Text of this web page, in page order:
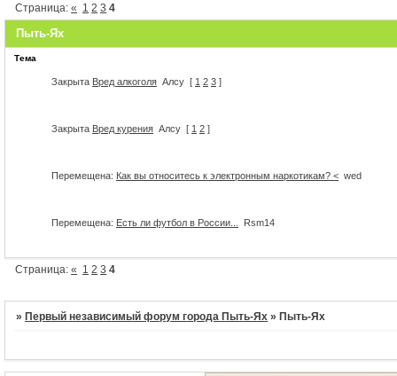
Пыть-Ях
Страница:« 1 2 3 4
Тема
Закрыта Вред алкоголя Алсу [ 1 2 3 ]
Закрыта Вред курения Алсу [ 1 2 ]
Перемещена: Как вы относитесь к электронным наркотикам? < wed
Перемещена: Есть ли футбол в России... Rsm14
Страница:« 1 2 3 4
» Первый независимый форум города Пыть-Ях » Пыть-Ях